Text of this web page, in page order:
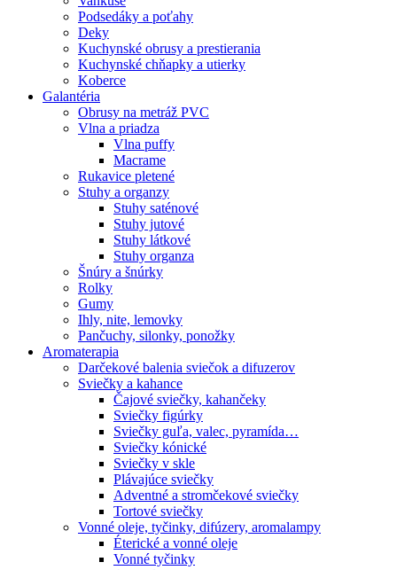
Podsedáky a poťahy
Deky
Kuchynské obrusy a prestierania
Kuchynské chňapky a utierky
Koberce
Galantéria
Obrusy na metráž PVC
Vlna a priadza
Vlna puffy
Macrame
Rukavice pletené
Stuhy a organzy
Stuhy saténové
Stuhy jutové
Stuhy látkové
Stuhy organza
Šnúry a šnúrky
Rolky
Gumy
Ihly, nite, lemovky
Pančuchy, silonky, ponožky
Aromaterapia
Darčekové balenia sviečok a difuzerov
Sviečky a kahance
Čajové sviečky, kahančeky
Sviečky figúrky
Sviečky guľa, valec, pyramída…
Sviečky kónické
Sviečky v skle
Plávajúce sviečky
Adventné a stromčekové sviečky
Tortové sviečky
Vonné oleje, tyčinky, difúzery, aromalampy
Éterické a vonné oleje
Vonné tyčinky